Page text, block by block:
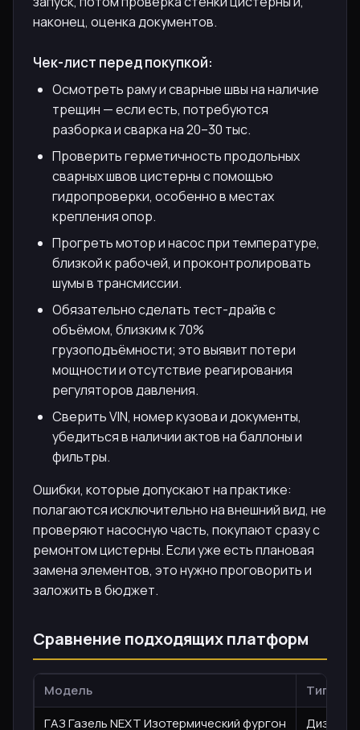
наконец, оценка документов.
Чек-лист перед покупкой:
Осмотреть раму и сварные швы на наличие
трещин — если есть, потребуются
разборка и сварка на 20–30 тыс.
Проверить герметичность продольных
сварных швов цистерны с помощью
гидропроверки, особенно в местах
крепления опор.
Прогреть мотор и насос при температуре,
близкой к рабочей, и проконтролировать
шумы в трансмиссии.
Обязательно сделать тест-драйв с
объёмом, близким к 70%
грузоподъёмности; это выявит потери
мощности и отсутствие реагирования
регуляторов давления.
Сверить VIN, номер кузова и документы,
убедиться в наличии актов на баллоны и
фильтры.
Ошибки, которые допускают на практике:
полагаются исключительно на внешний вид, не
проверяют насосную часть, покупают сразу с
ремонтом цистерны. Если уже есть плановая
замена элементов, это нужно проговорить и
заложить в бюджет.
Сравнение подходящих платформ
Модель
Тип
ГАЗ Газель NEXT Изотермический фургон
Дизель,